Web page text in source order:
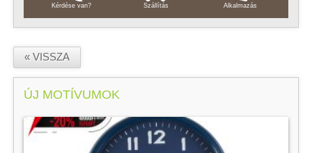
Kérdése van? Szállítás Alkalmazás
« VISSZA
ÚJ MOTÍVUMOK